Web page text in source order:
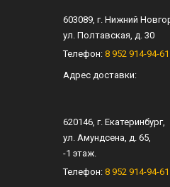
603089, г. Нижний
ул. Полтавская, д. 30
Телефон: 8 952 914-94-61
Адрес доставки:
620146, г. Екатеринбург,
ул. Амундсена, д. 65,
-1 этаж.
Телефон: 8 952 914-94-61